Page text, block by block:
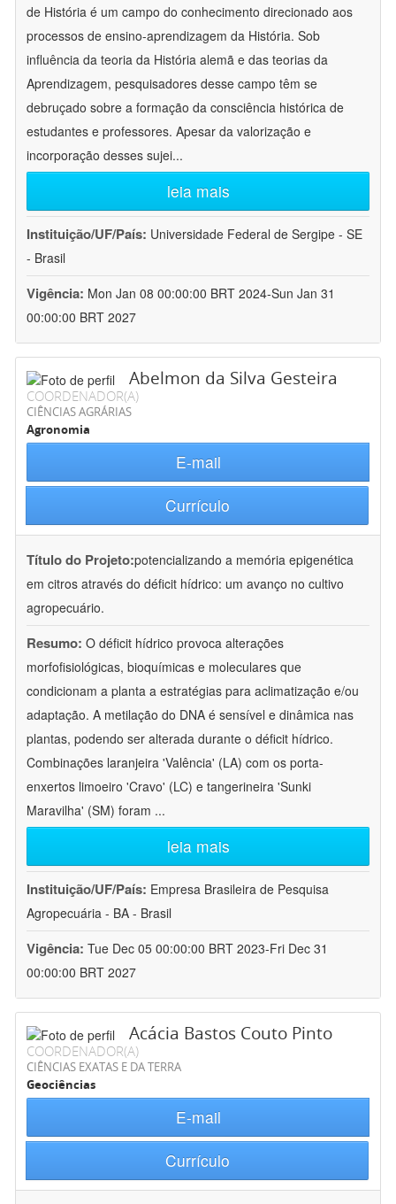
de História é um campo do conhecimento direcionado aos
processos de ensino-aprendizagem da História. Sob
influência da teoria da História alemã e das teorias da
Aprendizagem, pesquisadores desse campo têm se
debruçado sobre a formação da consciência histórica de
estudantes e professores. Apesar da valorização e
incorporação desses sujei...
leia mais
Instituição/UF/País: Universidade Federal de Sergipe - SE
- Brasil
Vigência: Mon Jan 08 00:00:00 BRT 2024-Sun Jan 31
00:00:00 BRT 2027
Abelmon da Silva Gesteira
COORDENADOR(A)
CIÊNCIAS AGRÁRIAS
Agronomia
E-mail
Currículo
Título do Projeto:potencializando a memória epigenética
em citros através do déficit hídrico: um avanço no cultivo
agropecuário.
Resumo: O déficit hídrico provoca alterações
morfofisiológicas, bioquímicas e moleculares que
condicionam a planta a estratégias para aclimatização e/ou
adaptação. A metilação do DNA é sensível e dinâmica nas
plantas, podendo ser alterada durante o déficit hídrico.
Combinações laranjeira 'Valência' (LA) com os porta-
enxertos limoeiro 'Cravo' (LC) e tangerineira 'Sunki
Maravilha' (SM) foram ...
leia mais
Instituição/UF/País: Empresa Brasileira de Pesquisa
Agropecuária - BA - Brasil
Vigência: Tue Dec 05 00:00:00 BRT 2023-Fri Dec 31
00:00:00 BRT 2027
Acácia Bastos Couto Pinto
COORDENADOR(A)
CIÊNCIAS EXATAS E DA TERRA
Geociências
E-mail
Currículo